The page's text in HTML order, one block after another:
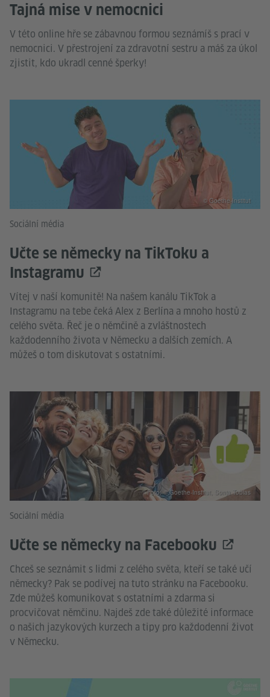
Tajná mise v nemocnici
V této online hře se zábavnou formou seznámíš s prací v
nemocnici. V přestrojení za zdravotní sestru a máš za úkol
zjistit, kdo ukradl cenné šperky!
Sociální média
Učte se německy na TikToku a
Instagramu
Vítej v naší komunitě! Na našem kanálu TikTok a
Instagramu na tebe čeká Alex z Berlína a mnoho hostů z
celého světa. Řeč je o němčině a zvláštnostech
každodenního života v Německu a dalších zemích. A
můžeš o tom diskutovat s ostatními.
© Goethe-Institut
Sociální média
Učte se německy na Facebooku
Chceš se seznámit s lidmi z celého světa, kteří se také učí
německy? Pak se podívej na tuto stránku na Facebooku.
Zde můžeš komunikovat s ostatními a zdarma si
procvičovat němčinu. Najdeš zde také důležité informace
o našich jazykových kurzech a tipy pro každodenní život
v Německu.
Foto: © Goethe-Institut, Sonja Tobias